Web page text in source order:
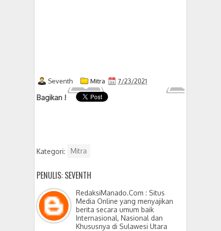
Seventh Mitra 7/23/2021
Bagikan !
Kategori: Mitra
PENULIS: SEVENTH
RedaksiManado.Com : Situs
Media Online yang menyajikan
berita secara umum baik
Internasional, Nasional dan
Khususnya di Sulawesi Utara